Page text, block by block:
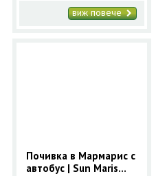
ранни записвания
Мармарис
виж повече
Почивка в Мармарис с
автобус | Sun Maris